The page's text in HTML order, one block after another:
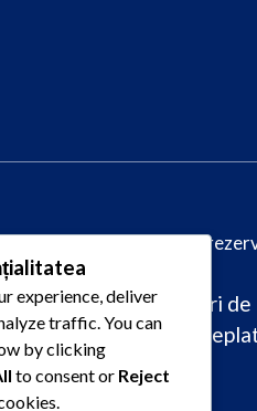
– Toate drepturile
de redactare lucrări
întârziere sau
experience, deliver
traffic. You can
by clicking
to consent or Reject